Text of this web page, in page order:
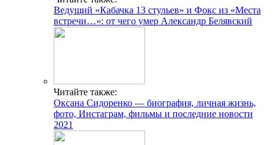
Ведущий «Кабачка 13 стульев» и Фокс из «Места
встречи…»: от чего умер Александр Белявский
Читайте также:
Оксана Сидоренко — биография, личная жизнь,
фото, Инстаграм, фильмы и последние новости
2021